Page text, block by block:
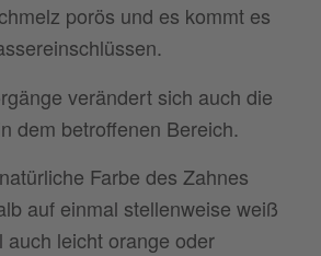
porös und es kommt es
verändert sich auch die
dem betroffenen Bereich.
Farbe des Zahnes
auf einmal stellenweise weiß
auch leicht orange oder